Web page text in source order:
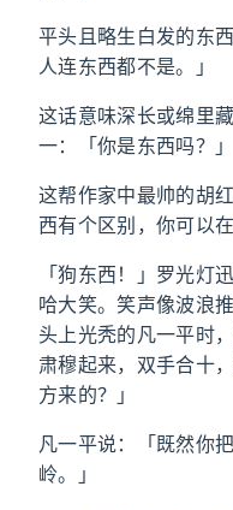
平头且略生白发的东
人连东西都不是。」
这话意味深长或绵里
一：「你是东西吗？」
这帮作家中最帅的胡
西有个区别，你可以
「狗东西！」罗光灯
哈大笑。笑声像波浪
头上光秃的凡一平时
肃穆起来，双手合十
方来的？」
凡一平说：「既然你
岭。」